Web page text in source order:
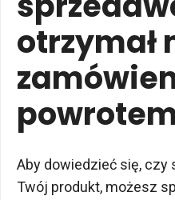
otrzymał
Aby dowiedzieć się, czy
Twój produkt, możesz